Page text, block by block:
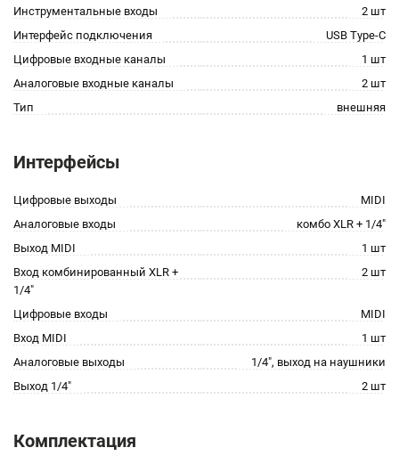
Инструментальные входы
2 шт
Интерфейс подключения
USB Type-C
Цифровые входные каналы
1 шт
Аналоговые входные каналы
2 шт
Тип
внешняя
Интерфейсы
Цифровые выходы
MIDI
Аналоговые входы
комбо XLR + 1/4"
Выход MIDI
1 шт
Вход комбинированный XLR +
1/4"
2 шт
Цифровые входы
MIDI
Вход MIDI
1 шт
Аналоговые выходы
1/4", выход на наушники
Выход 1/4"
2 шт
Комплектация